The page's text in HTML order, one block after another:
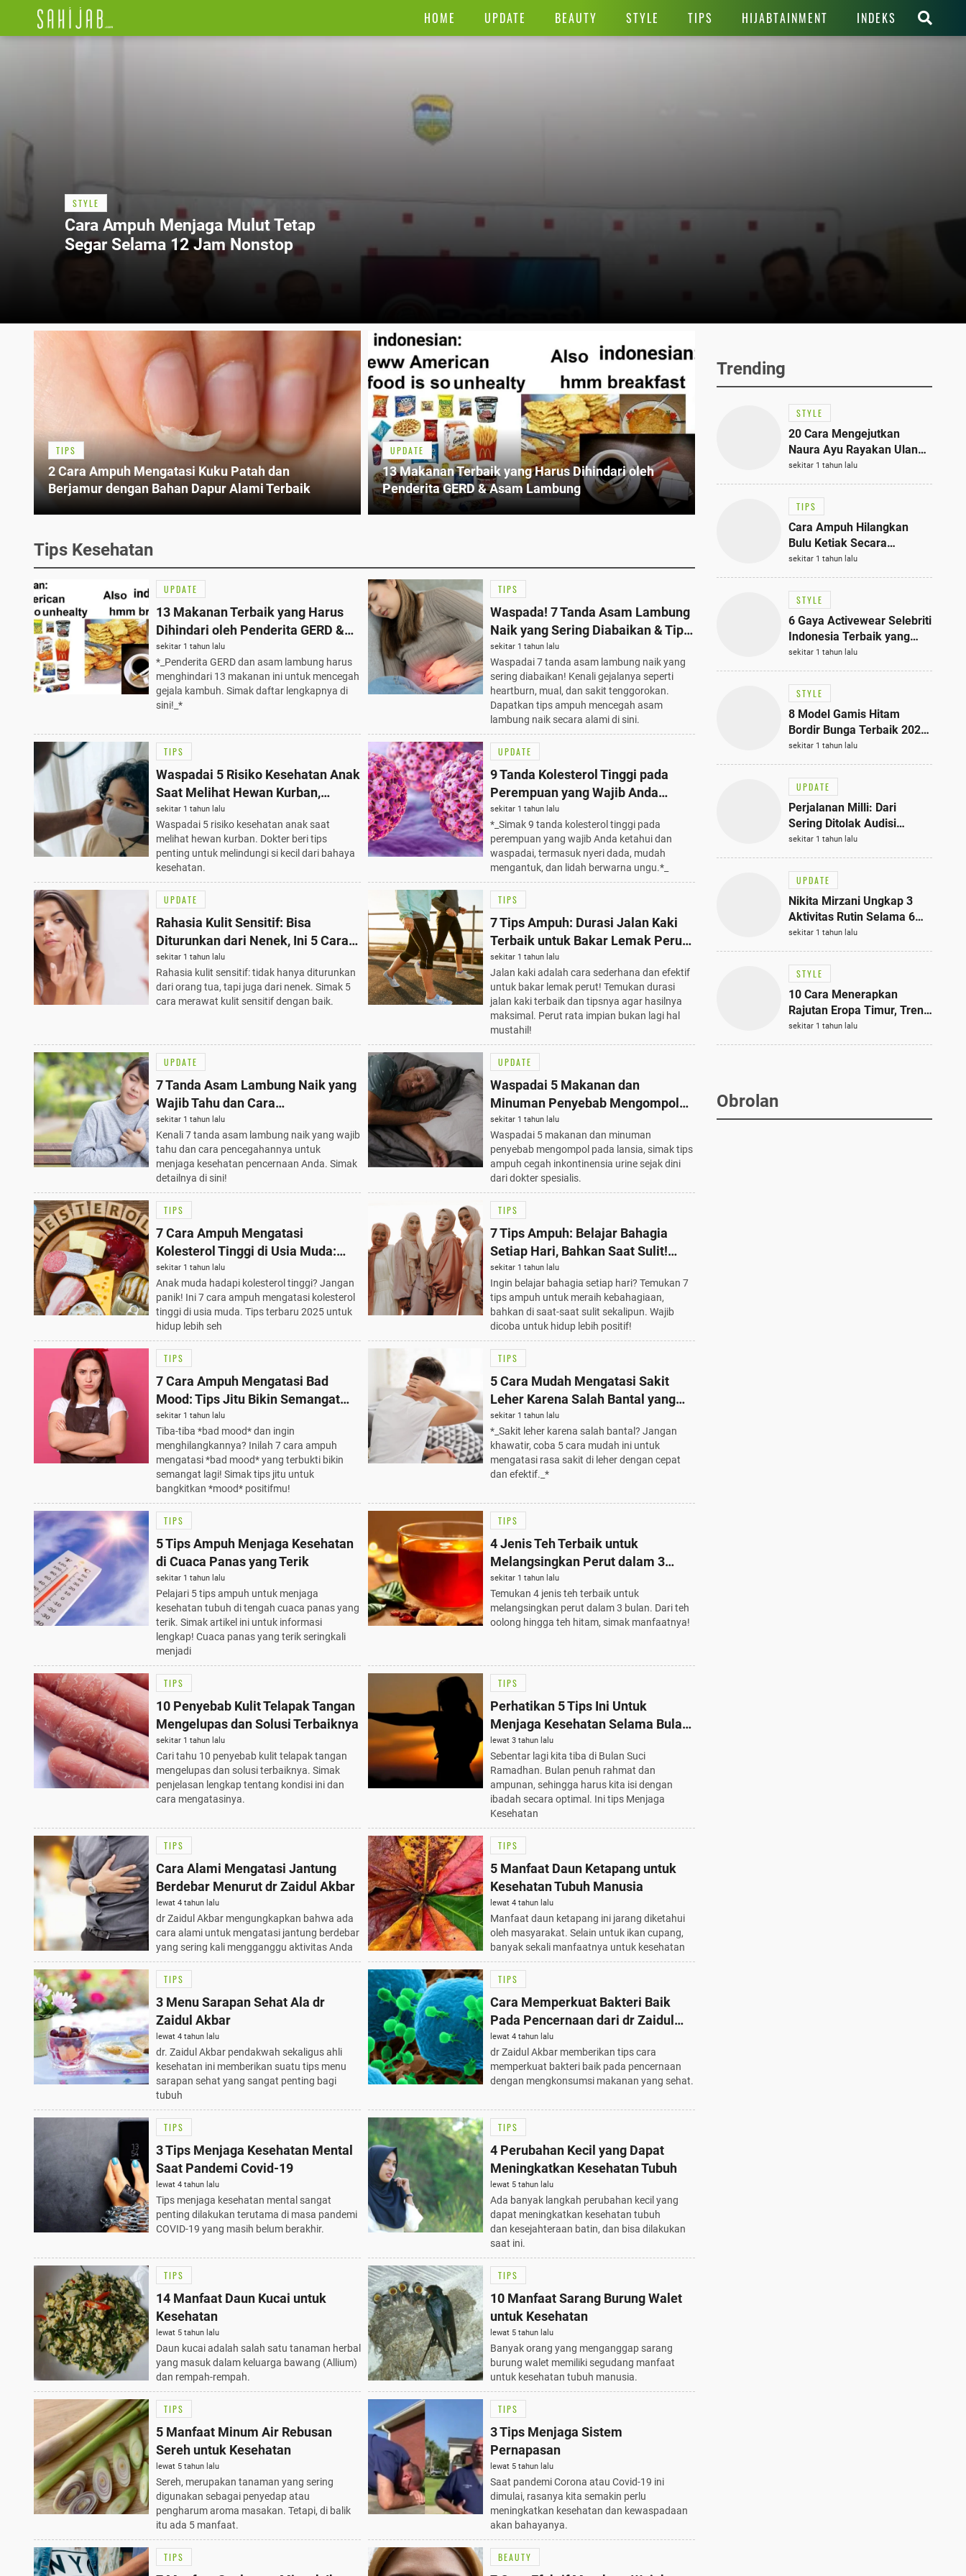
HOME UPDATE BEAUTY STYLE TIPS HIJABTAINMENT INDEKS
STYLE
Cara Ampuh Menjaga Mulut Tetap
Segar Selama 12 Jam Nonstop
TIPS
2 Cara Ampuh Mengatasi Kuku Patah dan
Berjamur dengan Bahan Dapur Alami Terbaik
UPDATE
13 Makanan Terbaik yang Harus Dihindari oleh
Penderita GERD & Asam Lambung
Tips Kesehatan
UPDATE
13 Makanan Terbaik yang Harus
Dihindari oleh Penderita GERD &
Asam Lambung
sekitar 1 tahun lalu
*_Penderita GERD dan asam lambung harus
menghindari 13 makanan ini untuk mencegah
gejala kambuh. Simak daftar lengkapnya di
sini!_*
TIPS
Waspada! 7 Tanda Asam Lambung
Naik yang Sering Diabaikan & Tips
Ampuh Mencegahnya Secara
Alami
sekitar 1 tahun lalu
Waspadai 7 tanda asam lambung naik yang
sering diabaikan! Kenali gejalanya seperti
heartburn, mual, dan sakit tenggorokan.
Dapatkan tips ampuh mencegah asam
lambung naik secara alami di sini.
TIPS
Waspadai 5 Risiko Kesehatan Anak
Saat Melihat Hewan Kurban,
Dokter Beri Tips Penting!
sekitar 1 tahun lalu
Waspadai 5 risiko kesehatan anak saat
melihat hewan kurban. Dokter beri tips
penting untuk melindungi si kecil dari bahaya
kesehatan.
UPDATE
9 Tanda Kolesterol Tinggi pada
Perempuan yang Wajib Anda
Ketahui dan Waspadai
sekitar 1 tahun lalu
*_Simak 9 tanda kolesterol tinggi pada
perempuan yang wajib Anda ketahui dan
waspadai, termasuk nyeri dada, mudah
mengantuk, dan lidah berwarna ungu.*_
UPDATE
Rahasia Kulit Sensitif: Bisa
Diturunkan dari Nenek, Ini 5 Cara
Merawatnya dengan Baik
sekitar 1 tahun lalu
Rahasia kulit sensitif: tidak hanya diturunkan
dari orang tua, tapi juga dari nenek. Simak 5
cara merawat kulit sensitif dengan baik.
TIPS
7 Tips Ampuh: Durasi Jalan Kaki
Terbaik untuk Bakar Lemak Perut
Secara Efektif dan Sehat!
sekitar 1 tahun lalu
Jalan kaki adalah cara sederhana dan efektif
untuk bakar lemak perut! Temukan durasi
jalan kaki terbaik dan tipsnya agar hasilnya
maksimal. Perut rata impian bukan lagi hal
mustahil!
UPDATE
7 Tanda Asam Lambung Naik yang
Wajib Tahu dan Cara
Pencegahannya
sekitar 1 tahun lalu
Kenali 7 tanda asam lambung naik yang wajib
tahu dan cara pencegahannya untuk
menjaga kesehatan pencernaan Anda. Simak
detailnya di sini!
UPDATE
Waspadai 5 Makanan dan
Minuman Penyebab Mengompol
pada Lansia, Tips Ampuh Cegah
Inkontinensia Urine
sekitar 1 tahun lalu
Waspadai 5 makanan dan minuman
penyebab mengompol pada lansia, simak tips
ampuh cegah inkontinensia urine sejak dini
dari dokter spesialis.
TIPS
7 Cara Ampuh Mengatasi
Kolesterol Tinggi di Usia Muda:
Tips Terbaru 2025!
sekitar 1 tahun lalu
Anak muda hadapi kolesterol tinggi? Jangan
panik! Ini 7 cara ampuh mengatasi kolesterol
tinggi di usia muda. Tips terbaru 2025 untuk
hidup lebih seh
TIPS
7 Tips Ampuh: Belajar Bahagia
Setiap Hari, Bahkan Saat Sulit!
Wajib Dicoba!
sekitar 1 tahun lalu
Ingin belajar bahagia setiap hari? Temukan 7
tips ampuh untuk meraih kebahagiaan,
bahkan di saat-saat sulit sekalipun. Wajib
dicoba untuk hidup lebih positif!
TIPS
7 Cara Ampuh Mengatasi Bad
Mood: Tips Jitu Bikin Semangat
Lagi! Wajib Tahu!
sekitar 1 tahun lalu
Tiba-tiba *bad mood* dan ingin
menghilangkannya? Inilah 7 cara ampuh
mengatasi *bad mood* yang terbukti bikin
semangat lagi! Simak tips jitu untuk
bangkitkan *mood* positifmu!
TIPS
5 Cara Mudah Mengatasi Sakit
Leher Karena Salah Bantal yang
Wajib Dicoba
sekitar 1 tahun lalu
*_Sakit leher karena salah bantal? Jangan
khawatir, coba 5 cara mudah ini untuk
mengatasi rasa sakit di leher dengan cepat
dan efektif._*
TIPS
5 Tips Ampuh Menjaga Kesehatan
di Cuaca Panas yang Terik
sekitar 1 tahun lalu
Pelajari 5 tips ampuh untuk menjaga
kesehatan tubuh di tengah cuaca panas yang
terik. Simak artikel ini untuk informasi
lengkap! Cuaca panas yang terik seringkali
menjadi
TIPS
4 Jenis Teh Terbaik untuk
Melangsingkan Perut dalam 3
Bulan
sekitar 1 tahun lalu
Temukan 4 jenis teh terbaik untuk
melangsingkan perut dalam 3 bulan. Dari teh
oolong hingga teh hitam, simak manfaatnya!
TIPS
10 Penyebab Kulit Telapak Tangan
Mengelupas dan Solusi Terbaiknya
sekitar 1 tahun lalu
Cari tahu 10 penyebab kulit telapak tangan
mengelupas dan solusi terbaiknya. Simak
penjelasan lengkap tentang kondisi ini dan
cara mengatasinya.
TIPS
Perhatikan 5 Tips Ini Untuk
Menjaga Kesehatan Selama Bulan
Ramadhan
lewat 3 tahun lalu
Sebentar lagi kita tiba di Bulan Suci
Ramadhan. Bulan penuh rahmat dan
ampunan, sehingga harus kita isi dengan
ibadah secara optimal. Ini tips Menjaga
Kesehatan
TIPS
Cara Alami Mengatasi Jantung
Berdebar Menurut dr Zaidul Akbar
lewat 4 tahun lalu
dr Zaidul Akbar mengungkapkan bahwa ada
cara alami untuk mengatasi jantung berdebar
yang sering kali mengganggu aktivitas Anda
TIPS
5 Manfaat Daun Ketapang untuk
Kesehatan Tubuh Manusia
lewat 4 tahun lalu
Manfaat daun ketapang ini jarang diketahui
oleh masyarakat. Selain untuk ikan cupang,
banyak sekali manfaatnya untuk kesehatan
TIPS
3 Menu Sarapan Sehat Ala dr
Zaidul Akbar
lewat 4 tahun lalu
dr. Zaidul Akbar pendakwah sekaligus ahli
kesehatan ini memberikan suatu tips menu
sarapan sehat yang sangat penting bagi
tubuh
TIPS
Cara Memperkuat Bakteri Baik
Pada Pencernaan dari dr Zaidul
Akbar
lewat 4 tahun lalu
dr Zaidul Akbar memberikan tips cara
memperkuat bakteri baik pada pencernaan
dengan mengkonsumsi makanan yang sehat.
TIPS
3 Tips Menjaga Kesehatan Mental
Saat Pandemi Covid-19
lewat 4 tahun lalu
Tips menjaga kesehatan mental sangat
penting dilakukan terutama di masa pandemi
COVID-19 yang masih belum berakhir.
TIPS
4 Perubahan Kecil yang Dapat
Meningkatkan Kesehatan Tubuh
lewat 5 tahun lalu
Ada banyak langkah perubahan kecil yang
dapat meningkatkan kesehatan tubuh
dan kesejahteraan batin, dan bisa dilakukan
saat ini.
TIPS
14 Manfaat Daun Kucai untuk
Kesehatan
lewat 5 tahun lalu
Daun kucai adalah salah satu tanaman herbal
yang masuk dalam keluarga bawang (Allium)
dan rempah-rempah.
TIPS
10 Manfaat Sarang Burung Walet
untuk Kesehatan
lewat 5 tahun lalu
Banyak orang yang menganggap sarang
burung walet memiliki segudang manfaat
untuk kesehatan tubuh manusia.
TIPS
5 Manfaat Minum Air Rebusan
Sereh untuk Kesehatan
lewat 5 tahun lalu
Sereh, merupakan tanaman yang sering
digunakan sebagai penyedap atau
pengharum aroma masakan. Tetapi, di balik
itu ada 5 manfaat.
TIPS
3 Tips Menjaga Sistem
Pernapasan
lewat 5 tahun lalu
Saat pandemi Corona atau Covid-19 ini
dimulai, rasanya kita semakin perlu
meningkatkan kesehatan dan kewaspadaan
akan bahayanya.
TIPS BEAUTY
Trending
STYLE
20 Cara Mengejutkan
Naura Ayu Rayakan Ulang
Tahun di Panti Asuhan,
Terlihat Anggun dengan
Kaftan Cokelat
sekitar 1 tahun lalu
TIPS
Cara Ampuh Hilangkan
Bulu Ketiak Secara
Permanen dalam 5
Langkah Sederhana
sekitar 1 tahun lalu
STYLE
6 Gaya Activewear Selebriti
Indonesia Terbaik yang
Bisa Jadi Inspirasi
Fashionmu
sekitar 1 tahun lalu
STYLE
8 Model Gamis Hitam
Bordir Bunga Terbaik 2025,
Stylish untuk Hangout
hingga Acara Semi-Formal
sekitar 1 tahun lalu
UPDATE
Perjalanan Milli: Dari
Sering Ditolak Audisi
hingga Menjadi Rapper Top
10 Thailand
sekitar 1 tahun lalu
UPDATE
Nikita Mirzani Ungkap 3
Aktivitas Rutin Selama 6
Bulan di Rutan Pondok
Bambu, Terungkap!
sekitar 1 tahun lalu
STYLE
10 Cara Menerapkan
Rajutan Eropa Timur, Tren
Mode Terbaik dan Paling
Dicari 2023
sekitar 1 tahun lalu
Obrolan